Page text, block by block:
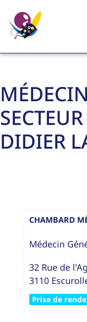
DIDIER
CHAMBARD
Médecin
32 Rue de
3110
Prise de